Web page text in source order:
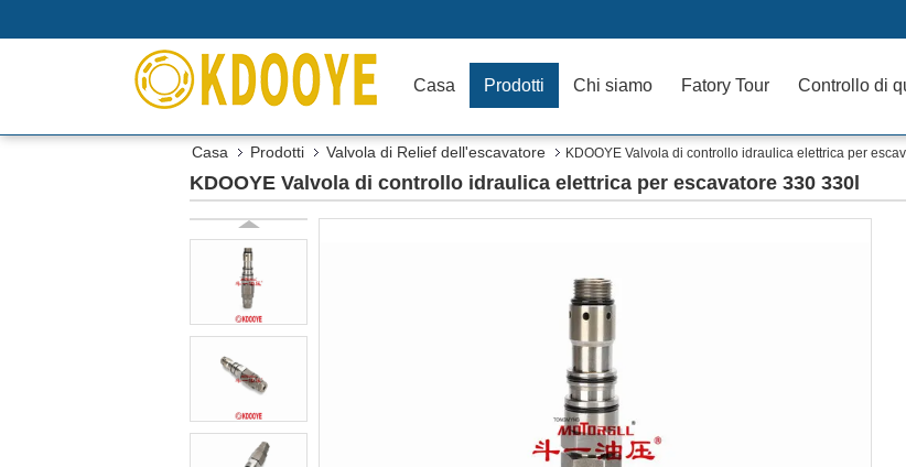
Casa Prodotti Chi siamo Fatory Tour Controllo di
Casa Prodotti Valvola di Relief dell'escavatore KDOOYE Valvola di controllo idraulica elettrica per
KDOOYE Valvola di controllo idraulica elettrica per escavatore 330 330l